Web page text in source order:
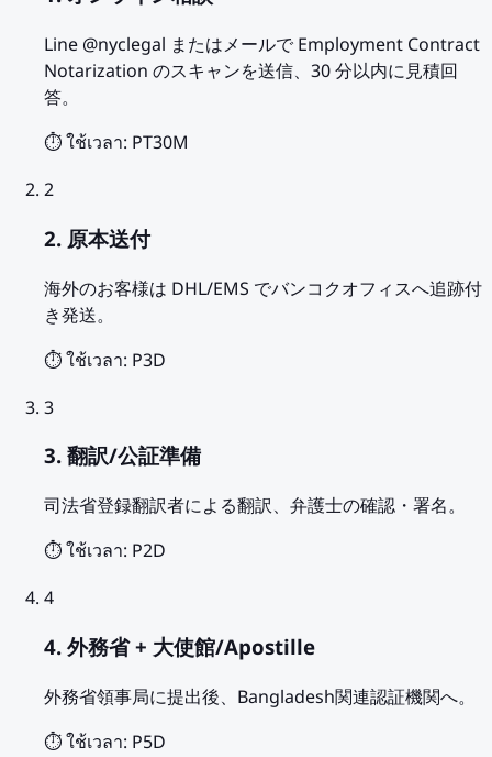
Line @nyclegal またはメールで Employment Contract
Notarization のスキャンを送信、30 分以内に見積回
答。
⏱️ ใช้เวลา: PT30M
2
2. 原本送付
海外のお客様は DHL/EMS でバンコクオフィスへ追跡付
き発送。
⏱️ ใช้เวลา: P3D
3
3. 翻訳/公証準備
司法省登録翻訳者による翻訳、弁護士の確認・署名。
⏱️ ใช้เวลา: P2D
4
4. 外務省 + 大使館/Apostille
外務省領事局に提出後、Bangladesh関連認証機関へ。
⏱️ ใช้เวลา: P5D